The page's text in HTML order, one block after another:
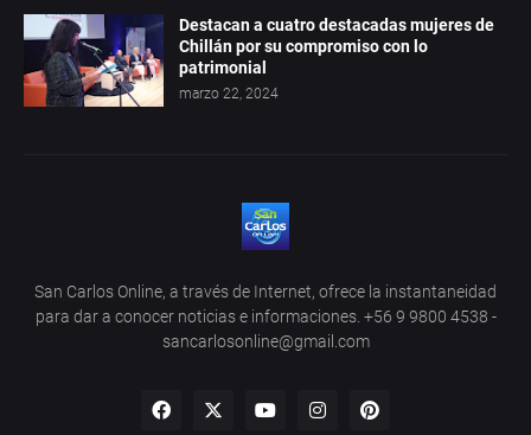
Destacan a cuatro destacadas mujeres de
Chillán por su compromiso con lo
patrimonial
marzo 22, 2024
San Carlos Online, a través de Internet, ofrece la instantaneidad
para dar a conocer noticias e informaciones. +56 9 9800 4538 -
sancarlosonline@gmail.com